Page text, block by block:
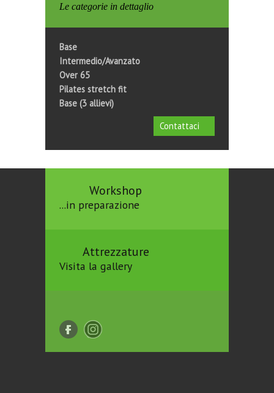
Base
Intermedio/Avanzato
18:00 - 19:00
Intermedio/Avanzato
Intermedio/Avanzato
Le categorie in dettaglio
Base
Intermedio/Avanzato
Over 65
Pilates stretch fit
Base (3 allievi)
Contattaci
Workshop
...in preparazione
Attrezzature
Visita la gallery